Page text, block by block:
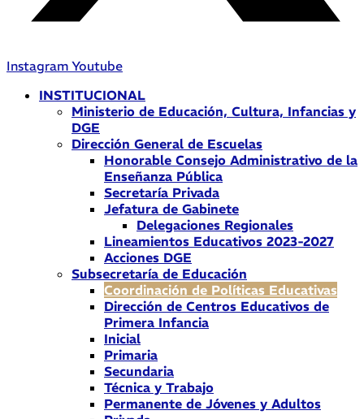
Instagram Youtube
INSTITUCIONAL
Ministerio de Educación, Cultura, Infancias y
DGE
Dirección General de Escuelas
Honorable Consejo Administrativo de la
Enseñanza Pública
Secretaría Privada
Jefatura de Gabinete
Delegaciones Regionales
Lineamientos Educativos 2023-2027
Acciones DGE
Subsecretaría de Educación
Coordinación de Políticas Educativas
Dirección de Centros Educativos de
Primera Infancia
Inicial
Primaria
Secundaria
Técnica y Trabajo
Permanente de Jóvenes y Adultos